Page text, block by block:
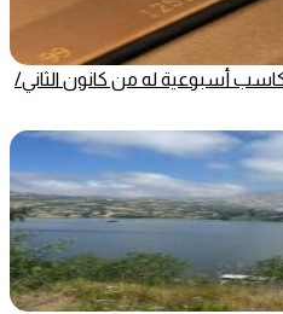
أسبوعية له من كانون الثاني/